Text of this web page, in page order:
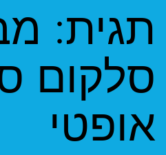
תגית:
סלקום
אופטי